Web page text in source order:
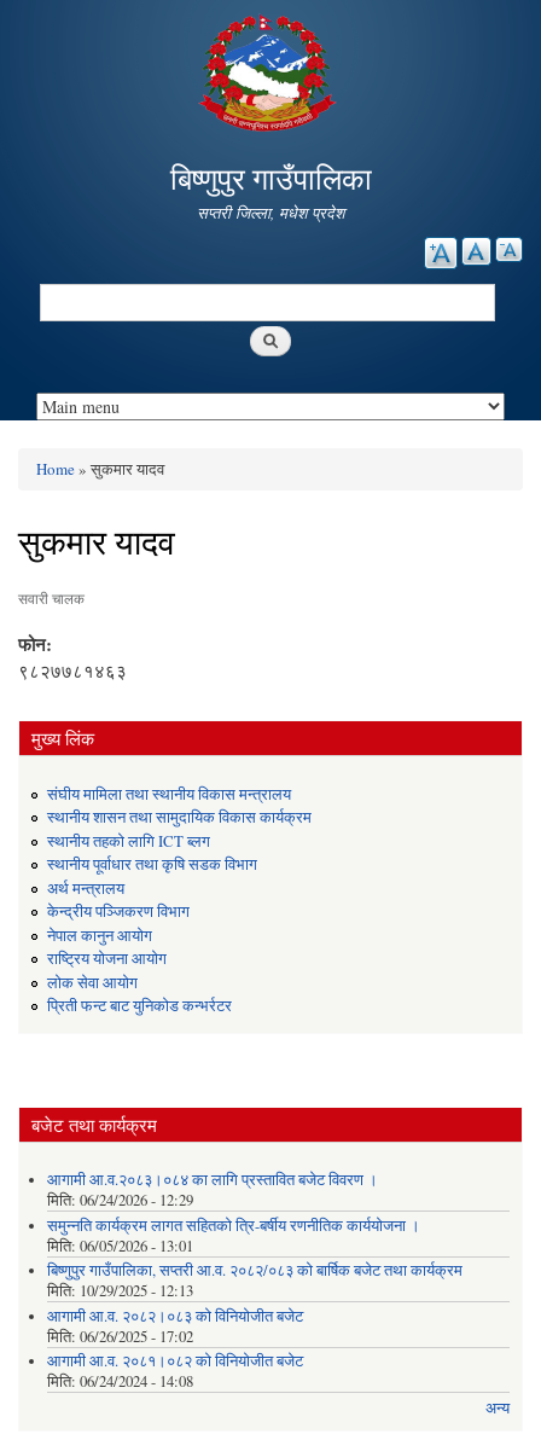
main
content
बिष्णुपुर गाउँपालिका
सप्तरी जिल्ला, मधेश प्रदेश
Search
You are here
Home» सुकमार यादव
सुकमार यादव
सवारी चालक
फोन:
९८२७७८१४६३
मुख्य लिंक
संघीय मामिला तथा स्थानीय विकास मन्त्रालय
स्थानीय शासन तथा सामुदायिक विकास कार्यक्रम
स्थानीय तहको लागि ICT ब्लग
स्थानीय पूर्वाधार तथा कृषि सडक विभाग
अर्थ मन्त्रालय
केन्द्रीय पञ्जिकरण विभाग
नेपाल कानुन आयोग
राष्ट्रिय योजना आयोग
लोक सेवा आयोग
प्रिती फन्ट बाट युनिकोड कन्भर्रटर
बजेट तथा कार्यक्रम
आगामी आ.व.२०८३।०८४ का लागि प्रस्तावित बजेट विवरण ।
मिति: 06/24/2026 - 12:29
समुन्नति कार्यक्रम लागत सहितको त्रि-बर्षीय रणनीतिक कार्ययोजना ।
मिति: 06/05/2026 - 13:01
बिष्णुपुर गाउँपालिका, सप्तरी आ.व. २०८२/०८३ को बार्षिक बजेट तथा कार्यक्रम
मिति: 10/29/2025 - 12:13
आगामी आ.व. २०८२।०८३ को विनियोजीत बजेट
मिति: 06/26/2025 - 17:02
आगामी आ.व. २०८१।०८२ को विनियोजीत बजेट
मिति: 06/24/2024 - 14:08
अन्य